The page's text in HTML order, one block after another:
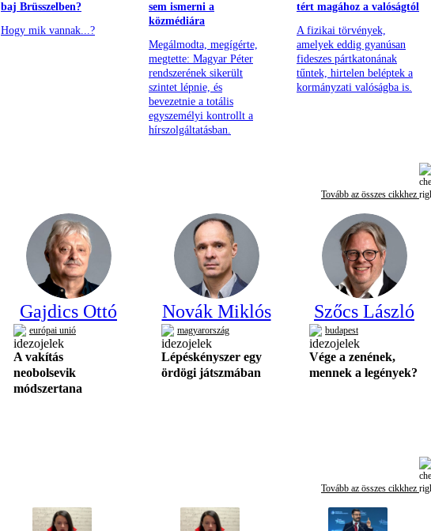
baj Brüsszelben?
Hogy mik vannak...?
sem ismerni a
közmédiára
Megálmodta, megígérte,
megtette: Magyar Péter
rendszerének sikerült
szintet lépnie, és
bevezetnie a totális
egyszemélyi kontrollt a
hírszolgáltatásban.
tért magához a valóságtól
A fizikai törvények,
amelyek eddig gyanúsan
fideszes pártkatonának
tűntek, hirtelen beléptek a
kormányzati valóságba is.
Tovább az összes cikkhez
Gajdics Ottó
európai unió
A vakítás
neobolsevik
módszertana
Novák Miklós
magyarország
Lépéskényszer egy
ördögi játszmában
Szőcs László
budapest
Vége a zenének,
mennek a legények?
Tovább az összes cikkhez